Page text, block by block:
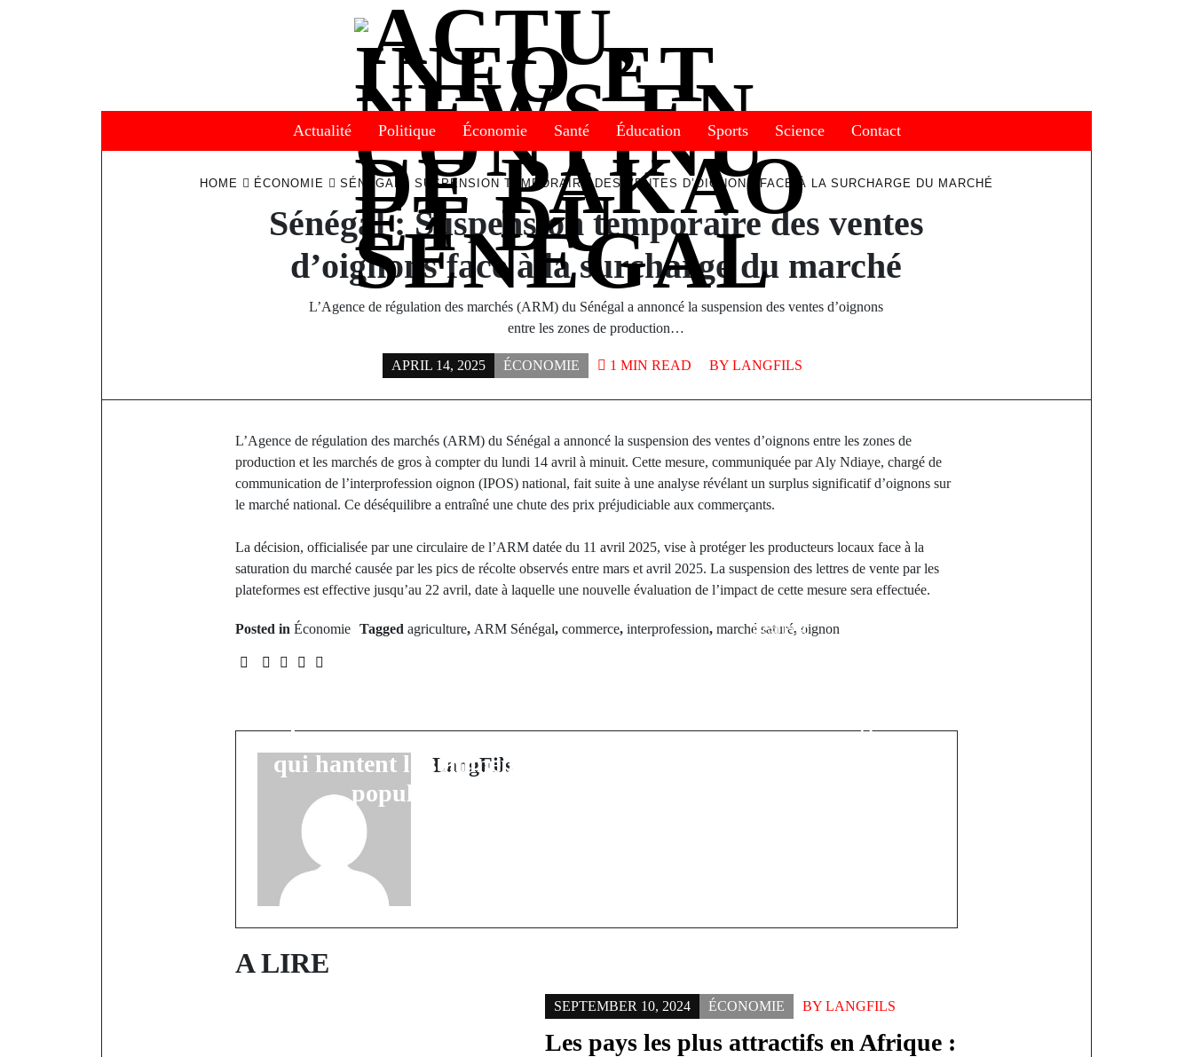
Actualité Politique Économie Santé Éducation Sports Science Contact
HOME ÉCONOMIE SÉNÉGAL : SUSPENSION TEMPORAIRE DES VENTES D’OIGNONS FACE À LA SURCHARGE DU MARCHÉ
Sénégal : Suspension temporaire des ventes
d’oignons face à la surcharge du marché
L’Agence de régulation des marchés (ARM) du Sénégal a annoncé la suspension des ventes d’oignons
entre les zones de production…
APRIL 14, 2025 ÉCONOMIE BY LANGFILS
1 MIN READ
L’Agence de régulation des marchés (ARM) du Sénégal a annoncé la suspension des ventes d’oignons entre les zones de
production et les marchés de gros à compter du lundi 14 avril à minuit. Cette mesure, communiquée par Aly Ndiaye, chargé de
communication de l’interprofession oignon (IPOS) national, fait suite à une analyse révélant un surplus significatif d’oignons sur
le marché national. Ce déséquilibre a entraîné une chute des prix préjudiciable aux commerçants.
La décision, officialisée par une circulaire de l’ARM datée du 11 avril 2025, vise à protéger les producteurs locaux face à la
saturation du marché causée par les pics de récolte observés entre mars et avril 2025. La suspension des lettres de vente par les
plateformes est effective jusqu’au 22 avril, date à laquelle une nouvelle évaluation de l’impact de cette mesure sera effectuée.
Posted in Économie Tagged agriculture, ARM Sénégal, commerce, interprofession, marché saturé, oignon
routes impraticables, ponts
plusieurs zones ; ces maux
qui hantent le sommeil des
populations
Next Post
LangFils
A LIRE
SEPTEMBER 10, 2024 ÉCONOMIE BYLANGFILS
Les pays les plus attractifs en Afrique :